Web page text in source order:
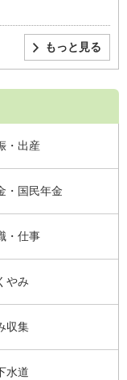
もっと見る
・出産
・国民年金
・仕事
やみ
収集
水道